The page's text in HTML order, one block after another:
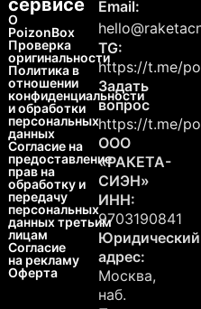
сервисе
О
PoizonBox
Проверка
оригинальности
Политика в
отношении
конфиденциальности
и обработки
персональных
данных
Согласие на
предоставление
прав на
обработку и
передачу
персональных
данных третьим
лицам
Согласие
на рекламу
Оферта
Email:
TG:
https://t.me/
Задать
вопрос
https://t.me/
ООО
«РАКЕТА-
СИЭН»
ИНН:
9703190841
Юридический
адрес:
Москва,
наб.